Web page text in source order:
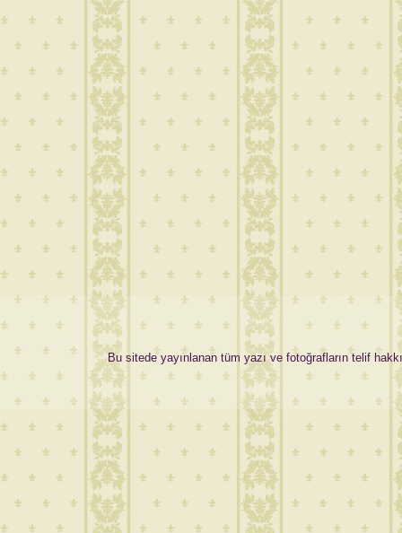
Bu sitede yayınlanan tüm yazı ve fotoğrafların telif